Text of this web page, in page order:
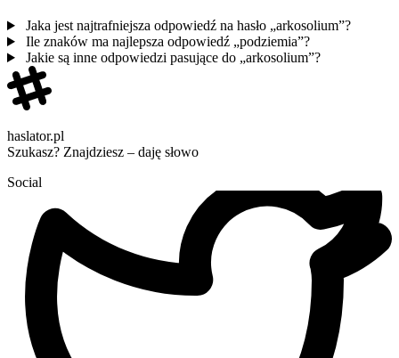
Jaka jest najtrafniejsza odpowiedź na hasło „arkosolium”?
Ile znaków ma najlepsza odpowiedź „podziemia”?
Jakie są inne odpowiedzi pasujące do „arkosolium”?
haslator.pl
Szukasz? Znajdziesz – daję słowo
Social